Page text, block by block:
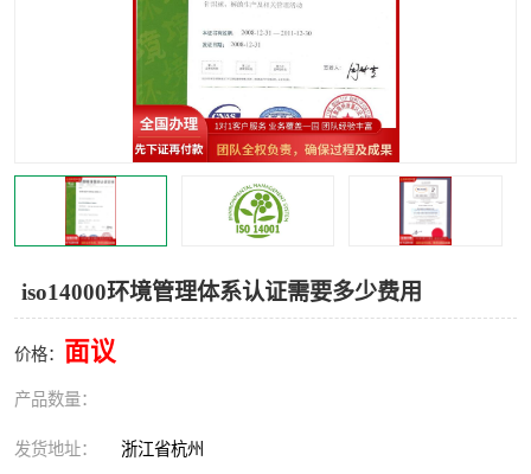
iso14000环境管理体系认证需要多少费用
价格： 面议
产品数量：
发货地址： 浙江省杭州
消防设施工程专业承包
CCRC认证
ISO9001认证 ISO14001认证
ISO认证 OHSAS18001认证
iso22000认证
ISO27001信息安全认证